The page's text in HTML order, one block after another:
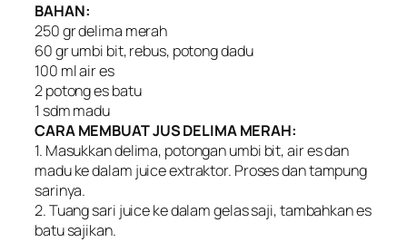
BAHAN:
250 gr delima merah
60 gr umbi bit, rebus, potong dadu
100 ml air es
2 potong es batu
1 sdm madu
CARA MEMBUAT JUS DELIMA MERAH:
1. Masukkan delima, potongan umbi bit, air es dan
madu ke dalam juice extraktor. Proses dan tampung
sarinya.
2. Tuang sari juice ke dalam gelas saji, tambahkan es
batu sajikan.